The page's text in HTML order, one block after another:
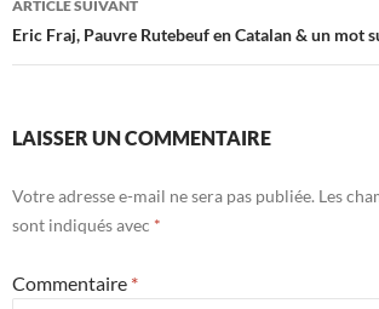
ARTICLE SUIVANT
Eric Fraj, Pauvre Rutebeuf en Catalan & un mot
LAISSER UN COMMENTAIRE
Votre adresse e-mail ne sera pas publiée. Les
sont indiqués avec *
Commentaire *